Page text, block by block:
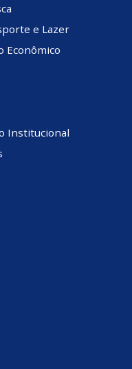
e Lazer
Econômico
Institucional